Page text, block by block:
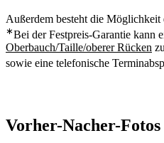
Außerdem besteht die Möglichkeit
∗Bei der Festpreis-Garantie kann
Oberbauch/Taille/oberer Rücken
sowie eine telefonische
Vorher-Nacher-Fotos